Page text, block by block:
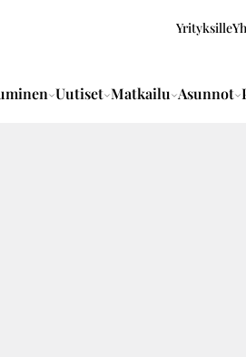
Yrityksille
Uutiset Matkailu Asunnot